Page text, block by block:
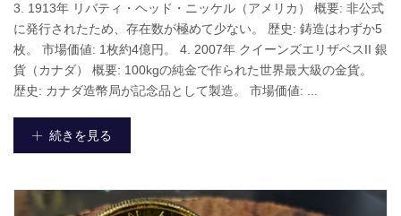
3. 1913年 リバティ・ヘッド・ニッケル（アメリカ） 概要: 非公式
に発行されたため、存在数が極めて少ない。 歴史: 鋳造はわずか5
枚。 市場価値: 1枚約4億円。 4. 2007年 クイーンズエリザベスII 銀
貨（カナダ） 概要: 100kgの純金で作られた世界最大級の金貨。
歴史: カナダ造幣局が記念品として製造。 市場価値: ...
続きを見る